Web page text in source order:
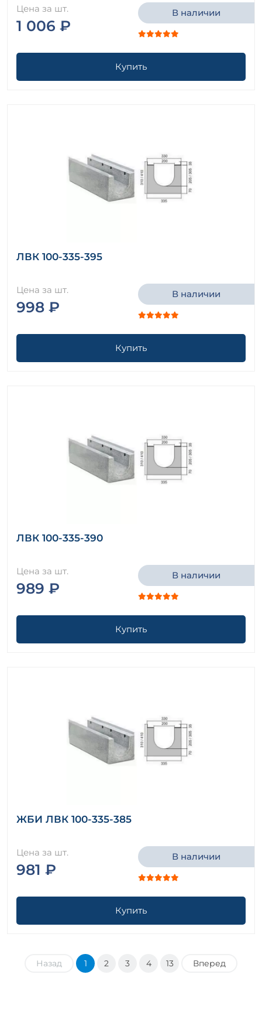
Цена за шт.
1 006 ₽
В наличии
Купить
ЛВК 100-335-395
Цена за шт.
998 ₽
В наличии
Купить
ЛВК 100-335-390
Цена за шт.
989 ₽
В наличии
Купить
ЖБИ ЛВК 100-335-385
Цена за шт.
981 ₽
В наличии
Купить
Назад 1 2 3 4 13 Вперед